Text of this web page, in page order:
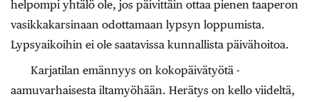
helpompi yhtälö ole, jos päivittäin ottaa pienen taaperon
vasikkakarsinaan odottamaan lypsyn loppumista.
Lypsyaikoihin ei ole saatavissa kunnallista päivähoitoa.
Karjatilan emännyys on kokopäivätyötä -
aamuvarhaisesta iltamyöhään. Herätys on kello viideltä,